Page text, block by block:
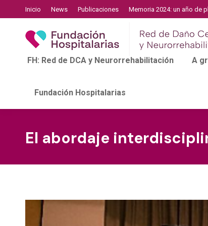
Inicio News Publicaciones Memoria 2024: un año de
FH: Red de DCA y Neurorrehabilitación A
Fundación Hospitalarias
El abordaje